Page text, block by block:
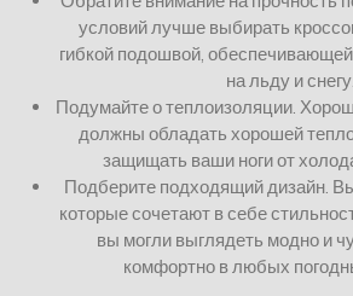
условий лучше выбирать
гибкой подошвой,
на льду и снегу.
Подумайте о теплоизоляции.
должны обладать хорошей
защищать ваши ноги от
Подберите подходящий дизайн.
которые сочетают в себе
вы могли выглядеть модно и
комфортно в любых